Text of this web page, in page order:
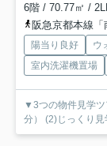
6階 / 70.77㎡ /
阪急京都本線
陽当り良好 ウ
室内洗濯機置場
▼3つの物件見学ツ
分） (2)じっくり見